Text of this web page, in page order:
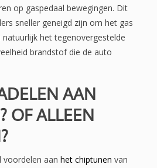
op gaspedaal bewegingen. Dit
sneller geneigd zijn om het gas
het tegenovergestelde
brandstof die de auto
AAN
OF ALLEEN
voordelen aan het chiptunen van